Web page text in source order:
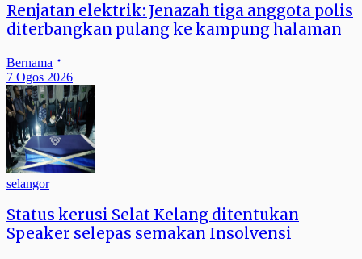
Renjatan elektrik: Jenazah tiga anggota polis
diterbangkan pulang ke kampung halaman
Bernama
7 Ogos 2026
selangor
Status kerusi Selat Kelang ditentukan
Speaker selepas semakan Insolvensi